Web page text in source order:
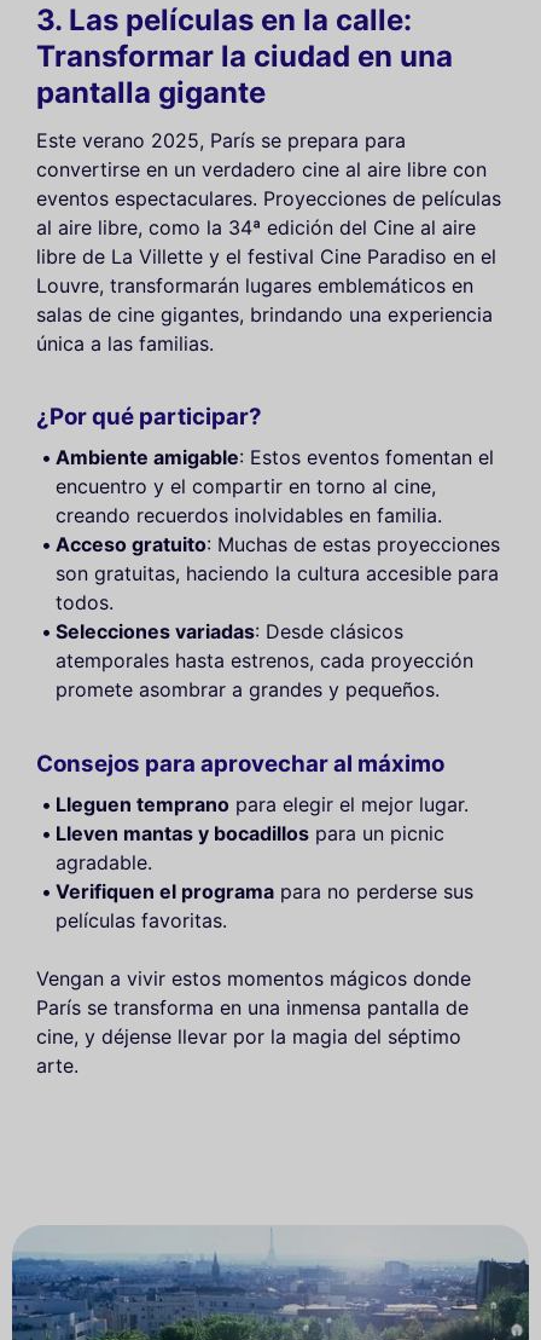
3. Las películas en la calle:
Transformar la ciudad en una
pantalla gigante
Este verano 2025, París se prepara para
convertirse en un verdadero cine al aire libre con
eventos espectaculares. Proyecciones de películas
al aire libre, como la 34ª edición del Cine al aire
libre de La Villette y el festival Cine Paradiso en el
Louvre, transformarán lugares emblemáticos en
salas de cine gigantes, brindando una experiencia
única a las familias.
¿Por qué participar?
Ambiente amigable: Estos eventos fomentan el
encuentro y el compartir en torno al cine,
creando recuerdos inolvidables en familia.
Acceso gratuito: Muchas de estas proyecciones
son gratuitas, haciendo la cultura accesible para
todos.
Selecciones variadas: Desde clásicos
atemporales hasta estrenos, cada proyección
promete asombrar a grandes y pequeños.
Consejos para aprovechar al máximo
Lleguen temprano para elegir el mejor lugar.
Lleven mantas y bocadillos para un picnic
agradable.
Verifiquen el programa para no perderse sus
películas favoritas.
Vengan a vivir estos momentos mágicos donde
París se transforma en una inmensa pantalla de
cine, y déjense llevar por la magia del séptimo
arte.